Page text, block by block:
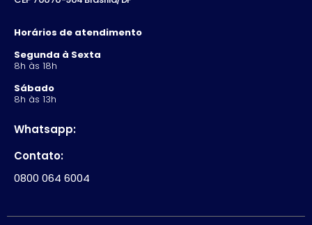
Horários de atendimento
Segunda à Sexta
8h às 18h
Sábado
8h às 13h
Whatsapp:
Contato:
0800 064 6004